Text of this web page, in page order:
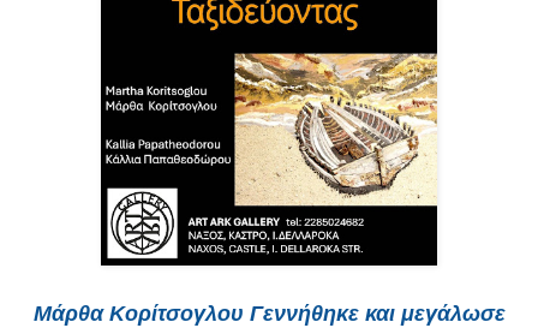
Μάρθα Κορίτσογλου Γεννήθηκε και μεγάλωσε